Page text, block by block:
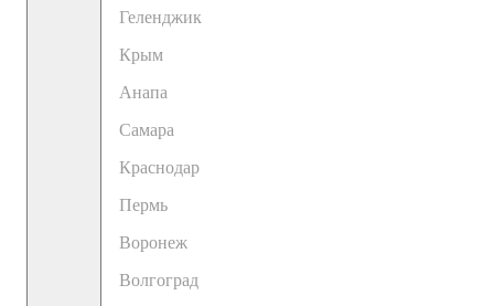
Геленджик
Крым
Анапа
Самара
Краснодар
Пермь
Воронеж
Волгоград